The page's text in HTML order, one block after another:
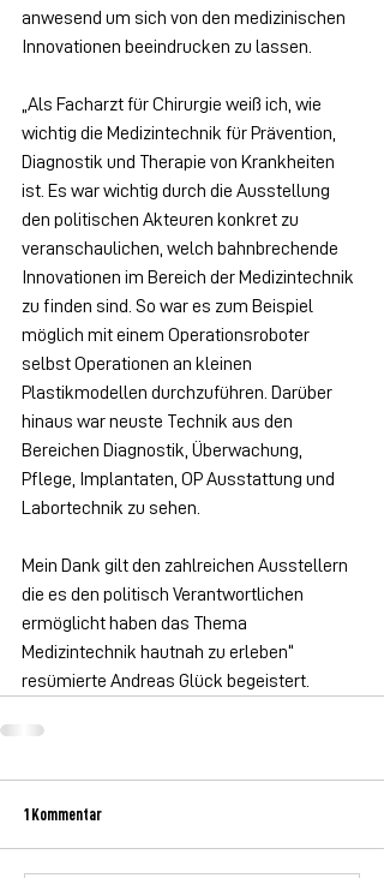
anwesend um sich von den medizinischen
Innovationen beeindrucken zu lassen.
„Als Facharzt für Chirurgie weiß ich, wie
wichtig die Medizintechnik für Prävention,
Diagnostik und Therapie von Krankheiten
ist. Es war wichtig durch die Ausstellung
den politischen Akteuren konkret zu
veranschaulichen, welch bahnbrechende
Innovationen im Bereich der Medizintechnik
zu finden sind. So war es zum Beispiel
möglich mit einem Operationsroboter
selbst Operationen an kleinen
Plastikmodellen durchzuführen. Darüber
hinaus war neuste Technik aus den
Bereichen Diagnostik, Überwachung,
Pflege, Implantaten, OP Ausstattung und
Labortechnik zu sehen.
Mein Dank gilt den zahlreichen Ausstellern
die es den politisch Verantwortlichen
ermöglicht haben das Thema
Medizintechnik hautnah zu erleben“
resümierte Andreas Glück begeistert.
1 Kommentar